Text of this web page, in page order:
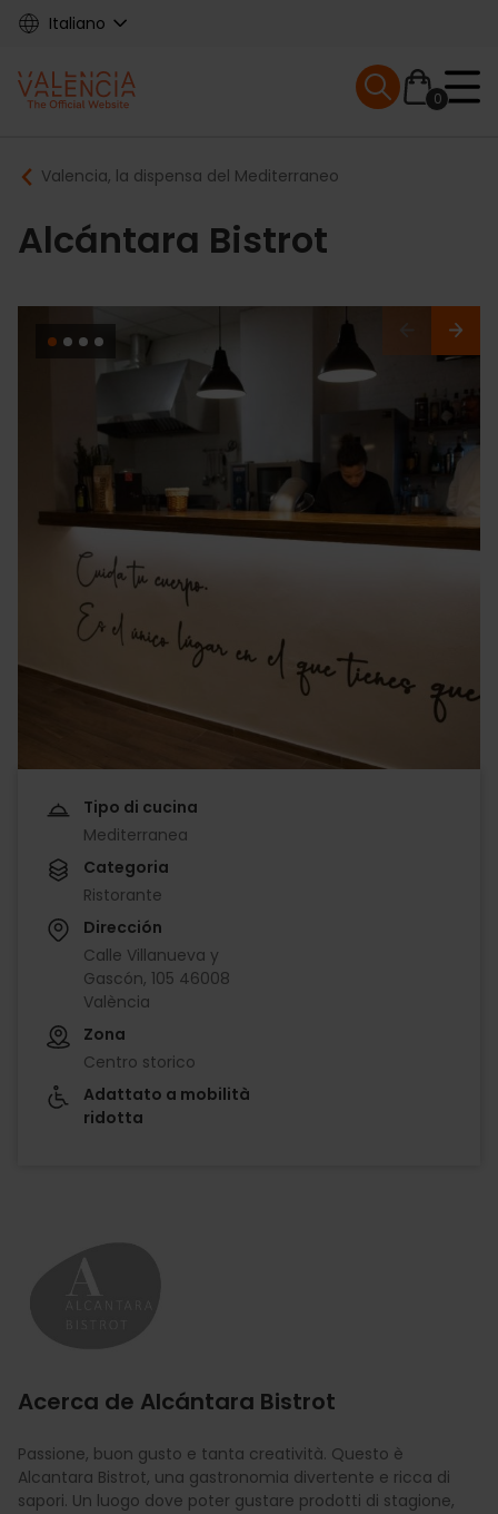
Skip
content
Italiano
Main
navigation
0
Mobile menu
Breadcrumb
Valencia, la dispensa del Mediterraneo
Alcántara Bistrot
Tipo di cucina
Mediterranea
Categoria
Ristorante
Dirección
Calle Villanueva y
Gascón, 105 46008
València
Zona
Centro storico
Adattato a mobilità
ridotta
Acerca de Alcántara Bistrot
Passione, buon gusto e tanta creatività. Questo è
Alcantara Bistrot, una gastronomia divertente e ricca di
sapori. Un luogo dove poter gustare prodotti di stagione,